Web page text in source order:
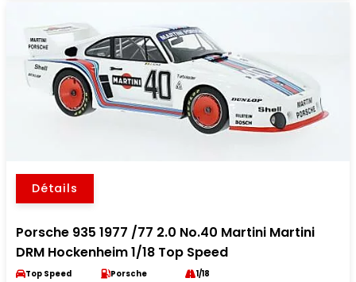
Détails
Porsche 935 1977 /77 2.0 No.40 Martini Martini
DRM Hockenheim 1/18 Top Speed
Top Speed Porsche 1/18